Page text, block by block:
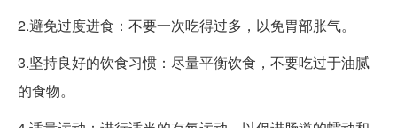
2.避免过度进食：不要一次吃得过多，以免胃部胀气。
3.坚持良好的饮食习惯：尽量平衡饮食，不要吃过于油腻
的食物。